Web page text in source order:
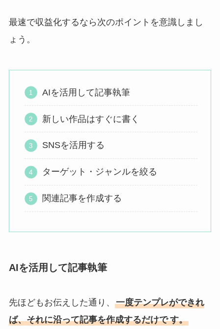
最速で収益化するなら次のポイントを意識しまし
ょう。
AIを活用して記事執筆
新しい作品はすぐに書く
SNSを活用する
ターゲット・ジャンルを絞る
関連記事を作成する
AIを活用して記事執筆
先ほどもお伝えした通り、 一度テンプレができれ
ば、それに沿って記事を作成するだけで す。